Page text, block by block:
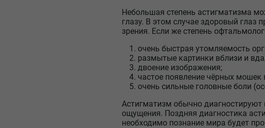
Небольшая степень астигматизма
глазу. В этом случае здоровый глаз
зрения. Если же степень
очень быстрая утомляемость
размытые картинки вблизи и
двоение изображения;
частое появление чёрных
очень сильные головные боли
Астигматизм обычно диагностируют
ощущения. Поздняя диагностика
необходимо познание мира будет